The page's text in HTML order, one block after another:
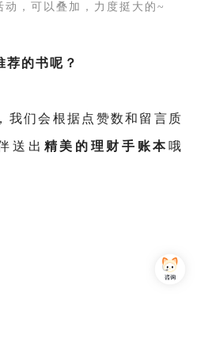
，可以叠加，力度挺大的~
荐的书呢？
我们会根据点赞数和留言质
送出 精美的理财手账本 哦